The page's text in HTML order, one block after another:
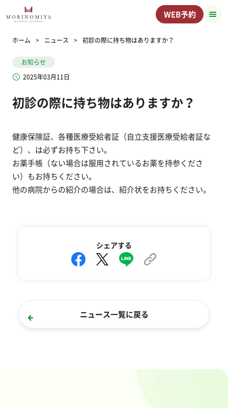
WEB予約
ホーム ニュース 初診の際に持ち物はありますか？
お知らせ
2025年03月11日
初診の際に持ち物はありますか？
健康保険証、各種医療受給者証（自立支援医療受給者証な
ど）、は必ずお持ち下さい。
お薬手帳（ない場合は服用されているお薬を持参くださ
い）もお持ちください。
他の病院からの紹介の場合は、紹介状をお持ちください。
シェアする
ニュース一覧に戻る